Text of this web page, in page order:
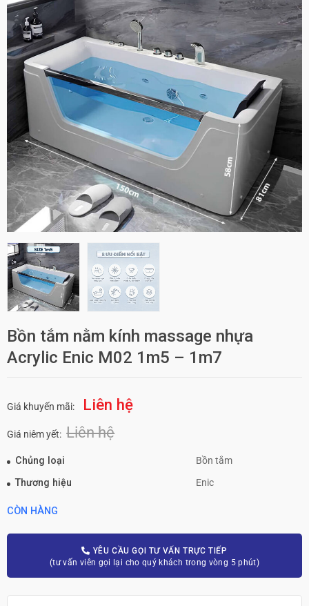
Bồn tắm nằm kính massage nhựa
Acrylic Enic M02 1m5 – 1m7
Giá khuyến mãi: Liên hệ
Giá niêm yết: Liên hệ
Chủng loại
Bồn tắm
Thương hiệu
Enic
CÒN HÀNG
YÊU CẦU GỌI TƯ VẤN TRỰC TIẾP
(tư vấn viên gọi lại cho quý khách trong vòng 5 phút)